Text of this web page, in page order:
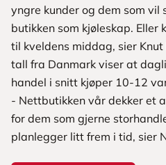
yngre kunder og dem som vil
butikken som kjøleskap. Eller
til kveldens middag, sier
tall fra Danmark viser at
handel i snitt kjøper 10-12
- Nettbutikken vår dekker et
for dem som gjerne
planlegger litt frem i tid, sier